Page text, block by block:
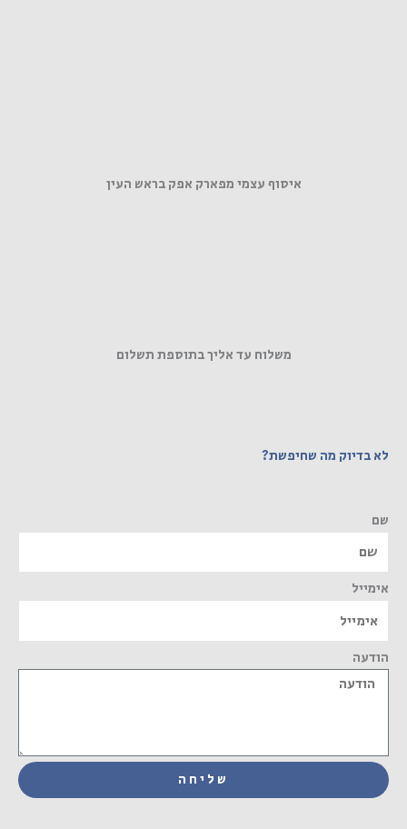
איסוף עצמי מפארק אפק בראש העין
משלוח עד אליך בתוספת תשלום
לא בדיוק מה שחיפשת?
שם
אימייל
הודעה
שליחה